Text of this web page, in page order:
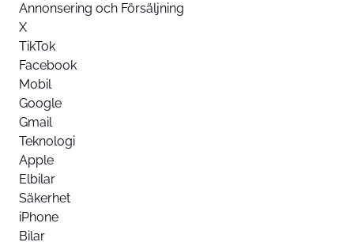
Annonsering och Försäljning
X
TikTok
Facebook
Mobil
Google
Gmail
Teknologi
Apple
Elbilar
Säkerhet
iPhone
Bilar